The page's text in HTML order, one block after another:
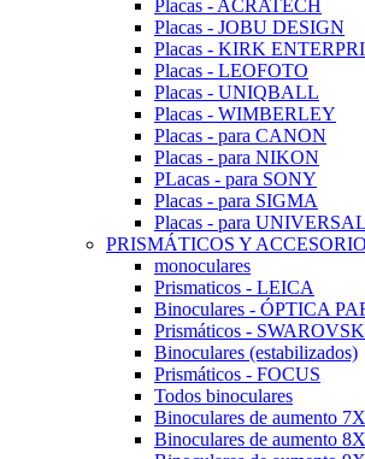
Placas - ACRATECH
Placas - JOBU DESIGN
Placas - KIRK
Placas - LEOFOTO
Placas - UNIQBALL
Placas - WIMBERLEY
Placas - para CANON
Placas - para NIKON
PLacas - para SONY
Placas - para SIGMA
Placas - para UNIVERSAL
PRISMÁTICOS Y
monoculares
Prismaticos - LEICA
Binoculares - ÓPTICA
Prismáticos -
Binoculares (estabilizados)
Prismáticos - FOCUS
Todos binoculares
Binoculares de aumento 7X
Binoculares de aumento 8X